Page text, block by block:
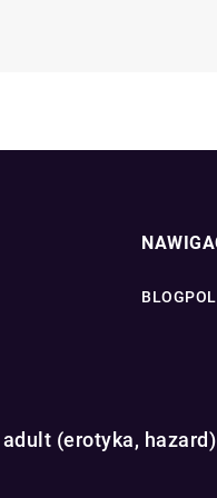
BLOG
(erotyka, hazard)